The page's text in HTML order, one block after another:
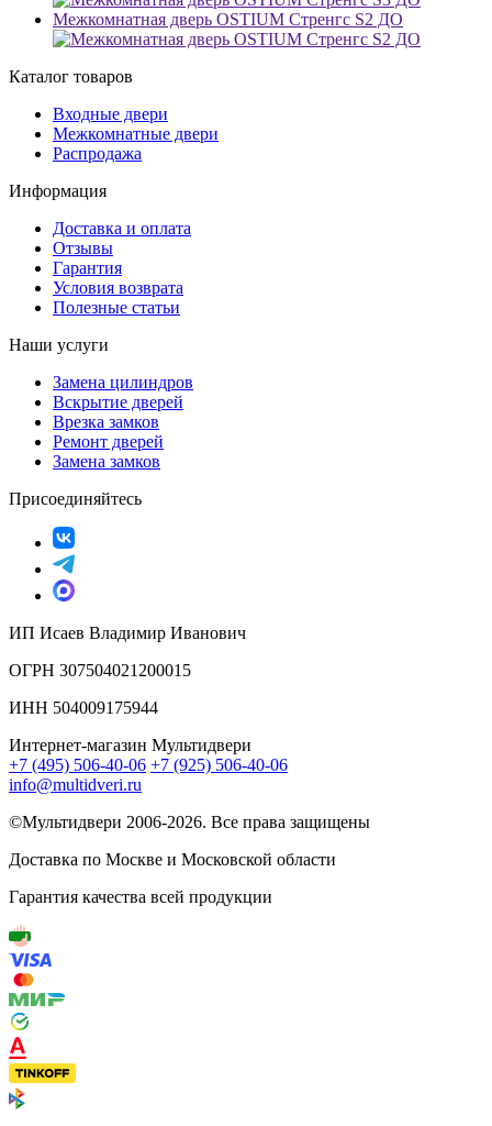
Межкомнатная дверь OSTIUM Стренгс S2 ДО
Каталог товаров
Входные двери
Межкомнатные двери
Распродажа
Информация
Доставка и оплата
Отзывы
Гарантия
Условия возврата
Полезные статьи
Наши услуги
Замена цилиндров
Вскрытие дверей
Врезка замков
Ремонт дверей
Замена замков
Присоединяйтесь
ИП Исаев Владимир Иванович
ОГРН 307504021200015
ИНН 504009175944
Интернет-магазин Мультидвери
+7 (495) 506-40-06 +7 (925) 506-40-06
info@multidveri.ru
©Мультидвери ‎2006-2026. Все права защищены
Доставка по Москве и Московской области
Гарантия качества всей продукции